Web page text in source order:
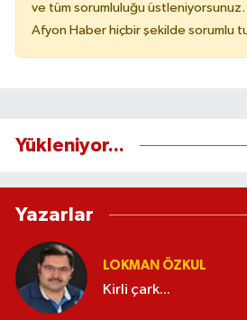
ve tüm sorumluluğu üstleniyorsunuz.
Afyon Haber hiçbir şekilde sorumlu
Yükleniyor...
Yazarlar
LOKMAN ÖZKUL
Kirli çark...